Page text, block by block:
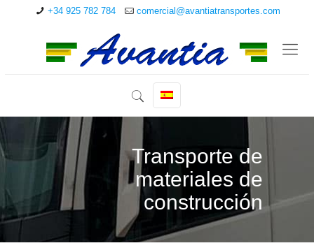
+34 925 782 784 comercial@avantiatransportes.com
Transporte de
materiales de
construcción